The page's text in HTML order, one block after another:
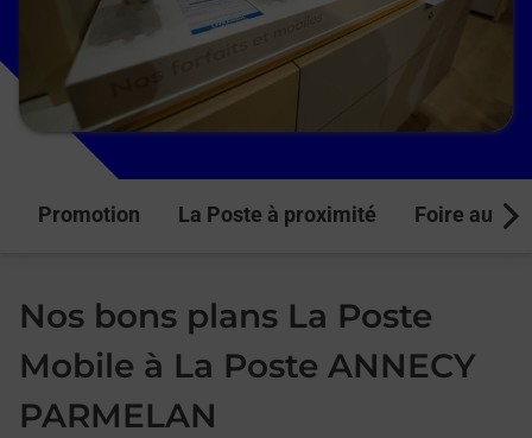
Promotion La Poste à proximité Foire aux
Nos bons plans La Poste
Mobile à La Poste ANNECY
PARMELAN